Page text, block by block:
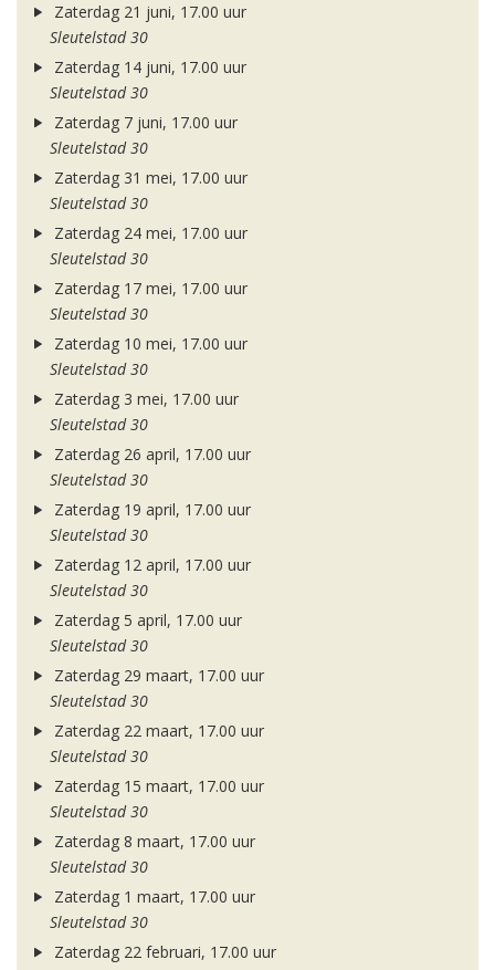
Zaterdag 21 juni, 17.00 uur
Sleutelstad 30
Zaterdag 14 juni, 17.00 uur
Sleutelstad 30
Zaterdag 7 juni, 17.00 uur
Sleutelstad 30
Zaterdag 31 mei, 17.00 uur
Sleutelstad 30
Zaterdag 24 mei, 17.00 uur
Sleutelstad 30
Zaterdag 17 mei, 17.00 uur
Sleutelstad 30
Zaterdag 10 mei, 17.00 uur
Sleutelstad 30
Zaterdag 3 mei, 17.00 uur
Sleutelstad 30
Zaterdag 26 april, 17.00 uur
Sleutelstad 30
Zaterdag 19 april, 17.00 uur
Sleutelstad 30
Zaterdag 12 april, 17.00 uur
Sleutelstad 30
Zaterdag 5 april, 17.00 uur
Sleutelstad 30
Zaterdag 29 maart, 17.00 uur
Sleutelstad 30
Zaterdag 22 maart, 17.00 uur
Sleutelstad 30
Zaterdag 15 maart, 17.00 uur
Sleutelstad 30
Zaterdag 8 maart, 17.00 uur
Sleutelstad 30
Zaterdag 1 maart, 17.00 uur
Sleutelstad 30
Zaterdag 22 februari, 17.00 uur